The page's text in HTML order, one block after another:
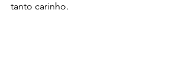
tanto carinho.